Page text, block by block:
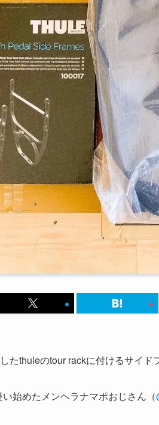
たthuleのtour rackに付けるサイド
始めたメンヘラナマポおじさん（